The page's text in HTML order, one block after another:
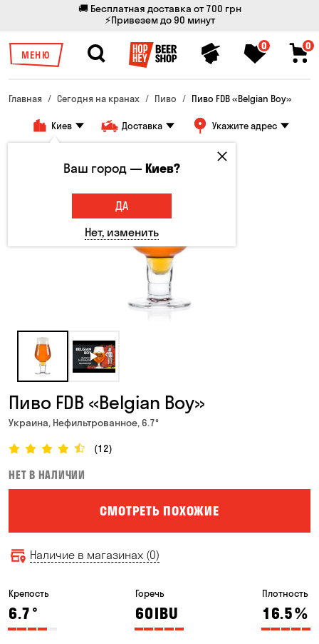
🚚 Бесплатная доставка от 700 грн
⚡Привезем до 90 минут
МЕНЮ
0 0
Главная Сегодня на кранах Пиво Пиво FDB «Belgian Boy»
Киев Доставка Укажите адрес
Пиво FDB «Belgian Boy»
Украина, Нефильтрованное, 6.7°
(12)
НЕТ В НАЛИЧИИ
СМОТРЕТЬ ПОХОЖИЕ
Наличие в магазинах (0)
Крепость
6.7°
Горечь
60IBU
Плотность
16.5%
Ваш город —Киев?
ДА
Нет, изменить